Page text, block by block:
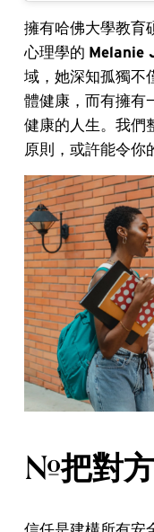
擁有哈佛大學教育
心理學的 Melanie
域，她深知孤獨不
體健康，而有擁有
健康的人生。我們
原則，或許能令你
#把對